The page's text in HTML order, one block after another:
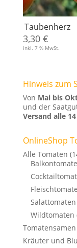
Taubenherz
3,30 €
inkl. 7 % MwSt.
Hinweis zum
Von Mai bis
und der
Versand alle 14
OnlineShop
Alle Tomaten
Salattomaten
Wildtomaten
Kräuter und